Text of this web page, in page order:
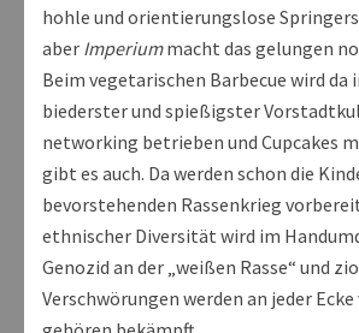
hohle und orientierungslose
aber Imperiummacht das gelungen
Beim vegetarischen Barbecue wird
biederster und spießigster
networking betrieben und Cupcakes
gibt es auch. Da werden schon die
bevorstehenden Rassenkrieg
ethnischer Diversität wird im
Genozid an der „weißen Rasse“ und
Verschwörungen werden an jeder